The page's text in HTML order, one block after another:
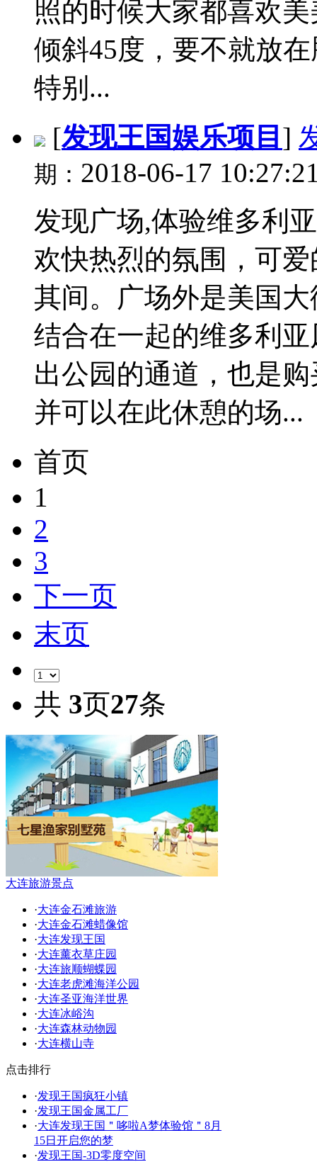
照的时候大家都喜欢
倾斜45度，要不就放
特别...
[发现王国娱乐项目 ]
期： 2018-06-17
发现广场,体验维多利
欢快热烈的氛围，可
其间。广场外是美国
结合在一起的维多利
出公园的通道，也是
并可以在此休憩的场...
首页
1
2
3
下一页
末页
共 3页27条
大连旅游景点
·大连金石滩旅游
·大连金石滩蜡像馆
·大连发现王国
·大连薰衣草庄园
·大连旅顺蝴蝶园
·大连老虎滩海洋公园
·大连圣亚海洋世界
·大连冰峪沟
·大连森林动物园
·大连横山寺
点击排行
·发现王国疯狂小镇
·发现王国金属工厂
·大连发现王国＂哆啦A梦体验馆＂8月
15日开启您的梦
·发现王国-3D零度空间